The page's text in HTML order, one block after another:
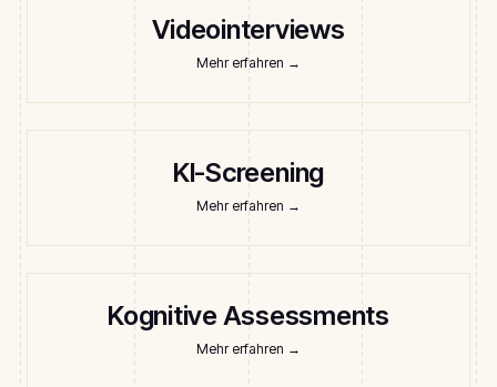
Videointerviews
Mehr erfahren →
KI-Screening
Mehr erfahren →
Kognitive Assessments
Mehr erfahren →